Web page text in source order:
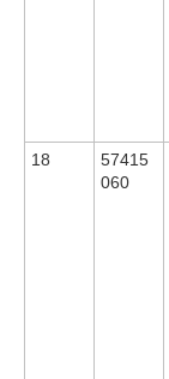
18
57415
060